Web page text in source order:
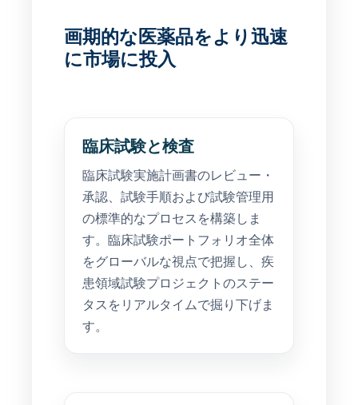
画期的な医薬品をより迅速
に市場に投入
臨床試験と検査
臨床試験実施計画書のレビュー・
承認、試験手順および試験管理用
の標準的なプロセスを構築しま
す。臨床試験ポートフォリオ全体
をグローバルな視点で把握し、疾
患領域試験プロジェクトのステー
タスをリアルタイムで掘り下げま
す。